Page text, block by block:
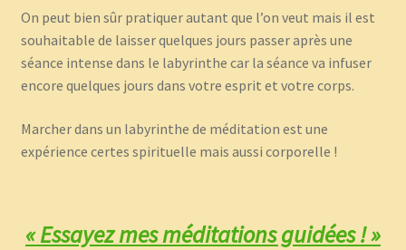
On peut bien sûr pratiquer autant que l’on veut mais il est
souhaitable de laisser quelques jours passer après une
séance intense dans le labyrinthe car la séance va infuser
encore quelques jours dans votre esprit et votre corps.
Marcher dans un labyrinthe de méditation est une
expérience certes spirituelle mais aussi corporelle !
« Essayez mes méditations guidées ! »